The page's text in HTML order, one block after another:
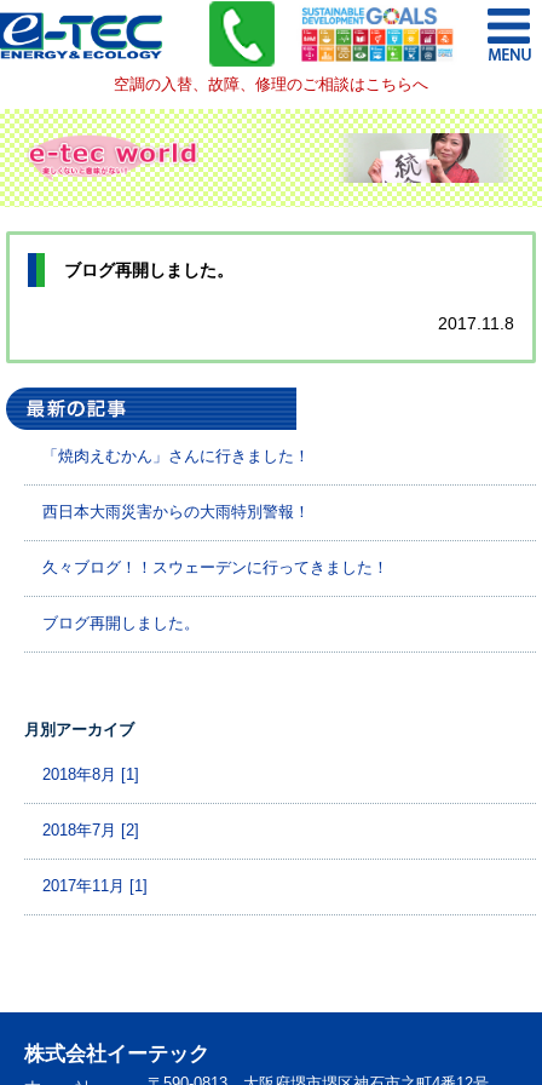
空調の入替、故障、修理のご相談はこちらへ
ブログ再開しました。
2017.11.8
「焼肉えむかん」さんに行きました！
西日本大雨災害からの大雨特別警報！
久々ブログ！！スウェーデンに行ってきました！
ブログ再開しました。
月別アーカイブ
2018年8月 [1]
2018年7月 [2]
2017年11月 [1]
株式会社イーテック